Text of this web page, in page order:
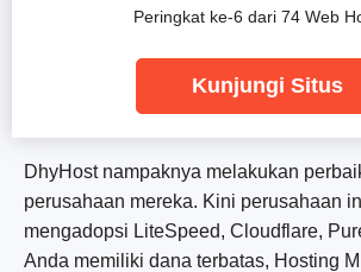
DhyHost nampaknya melakukan
perusahaan mereka. Kini perusahaan
mengadopsi LiteSpeed, Cloudflare,
Anda memiliki dana terbatas, Hosting
Peringkat ke-6 dari 74 Web
Kunjungi Situs